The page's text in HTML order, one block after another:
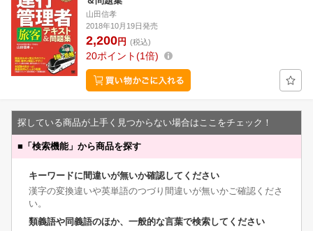
山田信孝
2018年10月19日発売
2,200円 (税込)
20ポイント 1倍
探している商品が上手く見つからない場合はここをチェック！
■ 「検索機能」から商品を探す
キーワードに間違いが無いか確認してください
漢字の変換違いや英単語のつづり間違いが無いかご確認くださ
い。
類義語や同義語のほか、一般的な言葉で検索してください